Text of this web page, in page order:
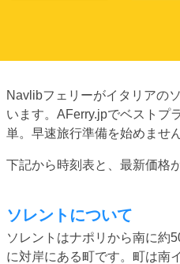
Navlibフェリーがイタリアの
います。AFerry.jpでベストプ
単。早速旅行準備を始めませ
下記から時刻表と、最新価格
ソレントについて
ソレントはナポリから南に約
に対岸にある町です。町は南